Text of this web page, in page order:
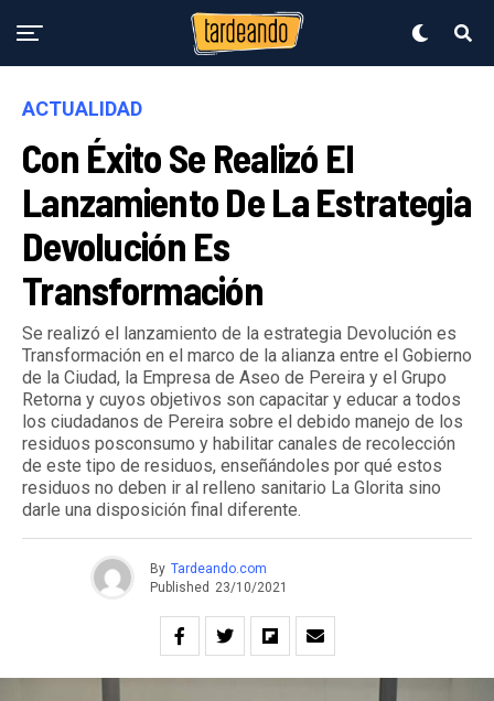
ACTUALIDAD
Con Éxito Se Realizó El
Lanzamiento De La Estrategia
Devolución Es
Transformación
Se realizó el lanzamiento de la estrategia Devolución es
Transformación en el marco de la alianza entre el Gobierno
de la Ciudad, la Empresa de Aseo de Pereira y el Grupo
Retorna y cuyos objetivos son capacitar y educar a todos
los ciudadanos de Pereira sobre el debido manejo de los
residuos posconsumo y habilitar canales de recolección
de este tipo de residuos, enseñándoles por qué estos
residuos no deben ir al relleno sanitario La Glorita sino
darle una disposición final diferente.
By Tardeando.com
Published 23/10/2021